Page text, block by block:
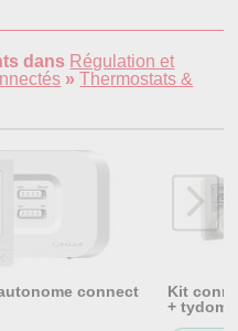
dans Régulation et
»Thermostats &
connect
Kit
+ tydom